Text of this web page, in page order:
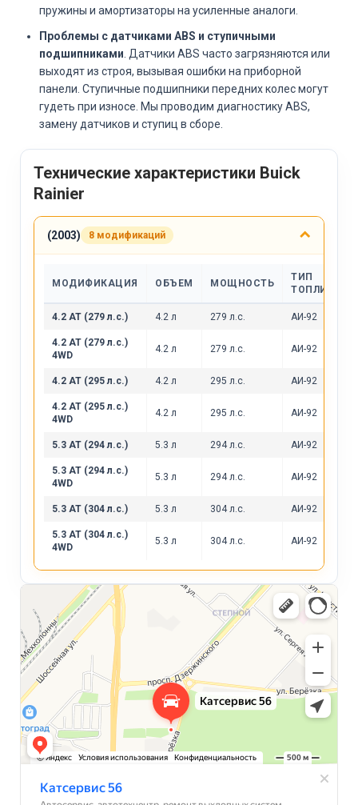
пружины и амортизаторы на усиленные аналоги.
Проблемы с датчиками ABS и ступичными
подшипниками . Датчики ABS часто загрязняются или
выходят из строя, вызывая ошибки на приборной
панели. Ступичные подшипники передних колес могут
гудеть при износе. Мы проводим диагностику ABS,
замену датчиков и ступиц в сборе.
Технические характеристики Buick
Rainier
(2003) 8 модификаций
МОДИФИКАЦИЯ ОБЪЕМ МОЩНОСТЬ
ТИП
ТОПЛИВА
4.2 AT (279 л.с.) 4.2 л 279 л.с. АИ-92
4.2 AT (279 л.с.)
4WD
4.2 л 279 л.с. АИ-92
4.2 AT (295 л.с.) 4.2 л 295 л.с. АИ-92
4.2 AT (295 л.с.)
4WD
4.2 л 295 л.с. АИ-92
5.3 AT (294 л.с.) 5.3 л 294 л.с. АИ-92
5.3 AT (294 л.с.)
4WD
5.3 л 294 л.с. АИ-92
5.3 AT (304 л.с.) 5.3 л 304 л.с. АИ-92
5.3 AT (304 л.с.)
4WD
5.3 л 304 л.с. АИ-92